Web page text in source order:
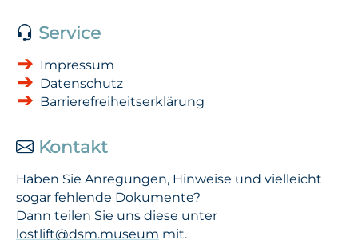
Service
Impressum
Datenschutz
Barrierefreiheitserklärung
Kontakt
Haben Sie Anregungen, Hinweise und vielleicht
sogar fehlende Dokumente?
Dann teilen Sie uns diese unter
lostlift@dsm.museum mit.